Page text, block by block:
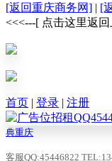
[返回重庆商务网] | [
<<<---[ 点击这里返
首页 | 登录 | 注册
典重庆
客服QQ:45446822